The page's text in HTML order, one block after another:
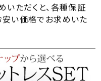
いただくと、各種保証
安い価格でお求めいた